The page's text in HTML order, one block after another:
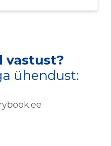
vastust?
ühendust: